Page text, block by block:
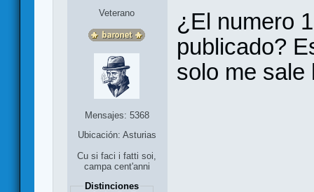
Veterano
Mensajes: 5368
Ubicación: Asturias
Cu si faci i fatti soi,
campa cent'anni
Distinciones
¿El numero
publicado?
solo me